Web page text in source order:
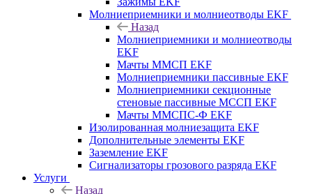
Молниеприемники и молниеотводы EKF
Назад
Молниеприемники и молниеотводы
EKF
Мачты ММСП EKF
Молниеприемники пассивные EKF
Молниеприемники секционные
стеновые пассивные МССП EKF
Мачты ММСПС-Ф EKF
Изолированная молниезащита EKF
Дополнительные элементы EKF
Заземление EKF
Сигнализаторы грозового разряда EKF
Услуги
Назад